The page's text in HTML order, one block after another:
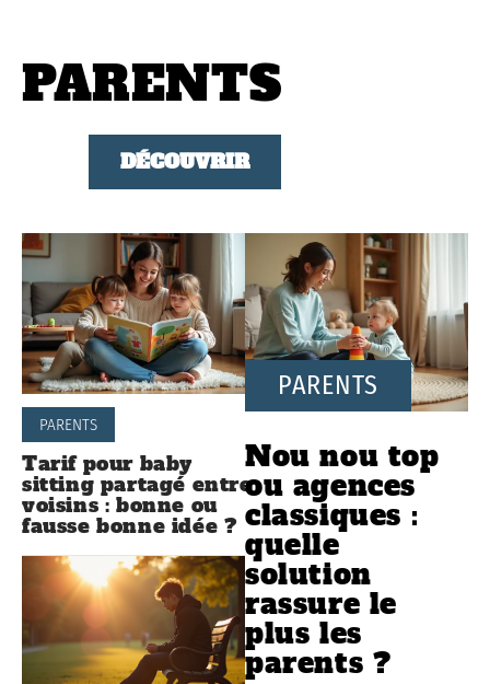
PARENTS
DÉCOUVRIR
PARENTS
Tarif pour baby
sitting partagé entre
voisins : bonne ou
fausse bonne idée ?
PARENTS
Nou nou top
ou agences
classiques :
quelle
solution
rassure le
plus les
parents ?